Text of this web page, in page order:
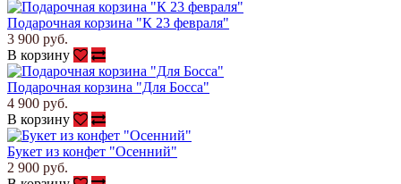
Подарочная корзина "К 23 февраля"
3 900 руб.
В корзину
Подарочная корзина "Для Босса"
4 900 руб.
В корзину
Букет из конфет "Осенний"
2 900 руб.